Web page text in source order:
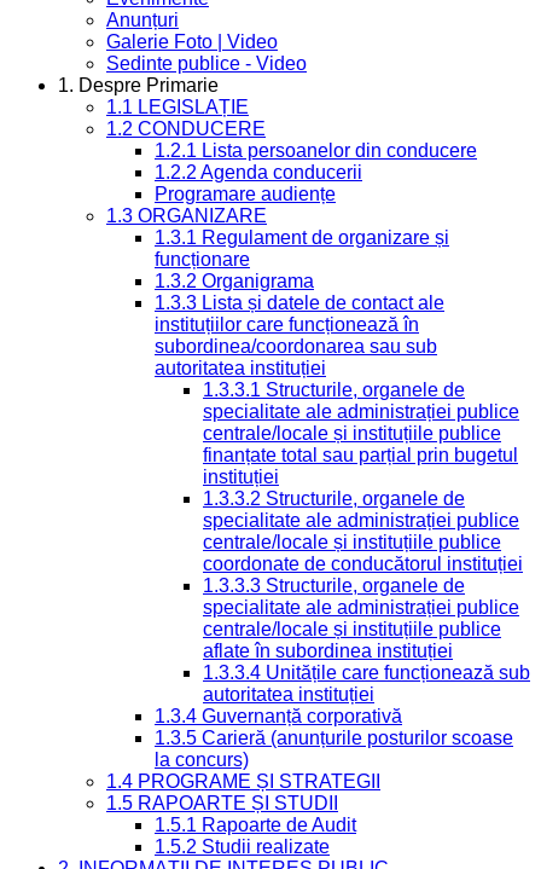
Anunțuri
Galerie Foto | Video
Sedinte publice - Video
1. Despre Primarie
1.1 LEGISLAȚIE
1.2 CONDUCERE
1.2.1 Lista persoanelor din conducere
1.2.2 Agenda conducerii
Programare audiențe
1.3 ORGANIZARE
1.3.1 Regulament de organizare și
funcționare
1.3.2 Organigrama
1.3.3 Lista și datele de contact ale
instituțiilor care funcționează în
subordinea/coordonarea sau sub
autoritatea instituției
1.3.3.1 Structurile, organele de
specialitate ale administrației publice
centrale/locale și instituțiile publice
finanțate total sau parțial prin bugetul
instituției
1.3.3.2 Structurile, organele de
specialitate ale administrației publice
centrale/locale și instituțiile publice
coordonate de conducătorul instituției
1.3.3.3 Structurile, organele de
specialitate ale administrației publice
centrale/locale și instituțiile publice
aflate în subordinea instituției
1.3.3.4 Unitățile care funcționează sub
autoritatea instituției
1.3.4 Guvernanță corporativă
1.3.5 Carieră (anunțurile posturilor scoase
la concurs)
1.4 PROGRAME ȘI STRATEGII
1.5 RAPOARTE ȘI STUDII
1.5.1 Rapoarte de Audit
1.5.2 Studii realizate